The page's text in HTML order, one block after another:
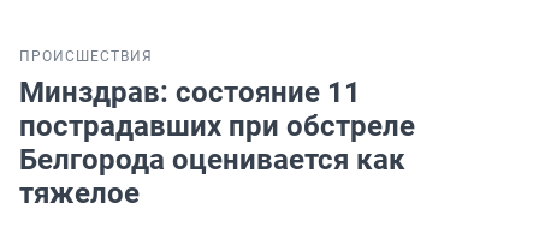
ПРОИСШЕСТВИЯ
Минздрав: состояние 11
пострадавших при обстреле
Белгорода оценивается как
тяжелое